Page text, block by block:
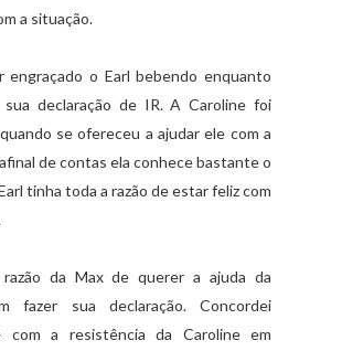
a situação.
engraçado o Earl bebendo enquanto
declaração de IR. A Caroline foi
se ofereceu a ajudar ele com a
de contas ela conhece bastante o
tinha toda a razão de estar feliz com
da Max de querer a ajuda da
fazer sua declaração. Concordei
com a resistência da Caroline em